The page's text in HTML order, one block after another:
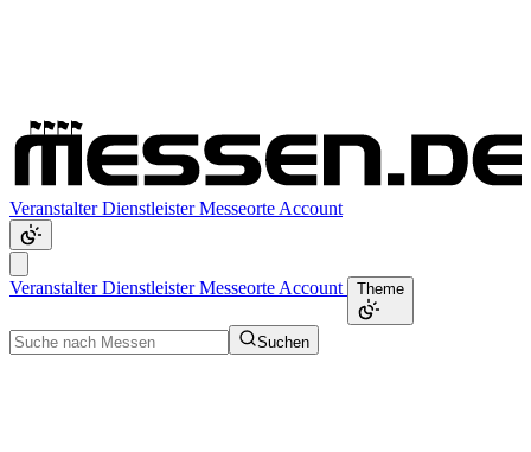
VeranstalterDienstleisterMesseorte Account
VeranstalterDienstleisterMesseorte Account Theme
Suchen